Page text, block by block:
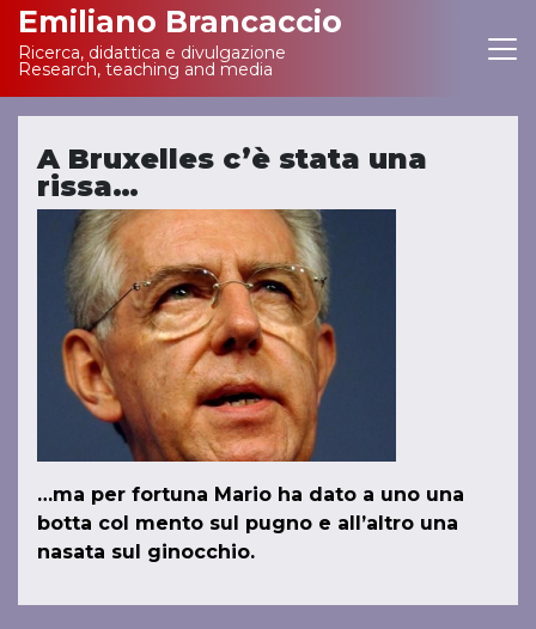
Main Navigation
Emiliano Brancaccio
Ricerca, didattica e divulgazione
Research, teaching and media
A Bruxelles c’è stata una
rissa…
…ma per fortuna Mario ha dato a uno una
botta col mento sul pugno e all’altro una
nasata sul ginocchio.